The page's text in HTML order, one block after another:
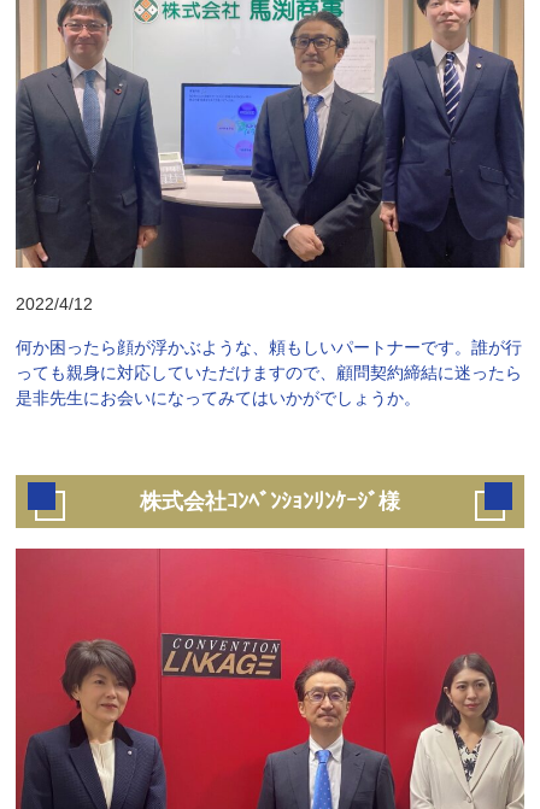
2022/4/12
何か困ったら顔が浮かぶような、頼もしいパートナーです。誰が行
っても親身に対応していただけますので、顧問契約締結に迷ったら
是非先生にお会いになってみてはいかがでしょうか。
株式会社ｺﾝﾍﾞﾝｼｮﾝﾘﾝｹｰｼﾞ様